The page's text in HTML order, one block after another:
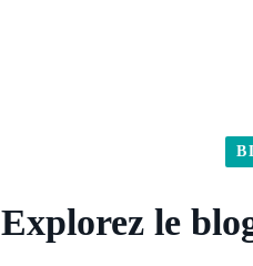
Explorez le